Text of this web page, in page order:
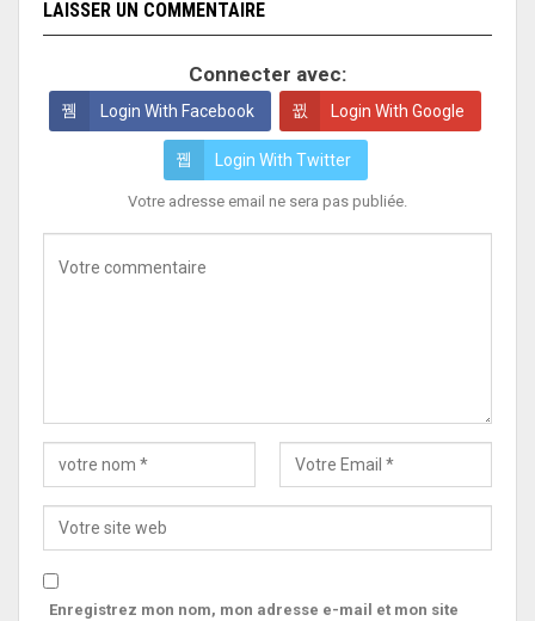
LAISSER UN COMMENTAIRE
Connecter avec:
Login With Facebook Login With Google
Login With Twitter
Votre adresse email ne sera pas publiée.
Enregistrez mon nom, mon adresse e-mail et mon site